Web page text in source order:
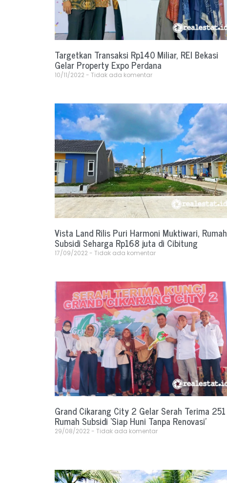
Targetkan Transaksi Rp140 Miliar, REI Bekasi
Gelar Property Expo Perdana
10/11/2022 Tidak ada komentar
Vista Land Rilis Puri Harmoni Muktiwari, Rumah
Subsidi Seharga Rp168 juta di Cibitung
17/09/2022 Tidak ada komentar
Grand Cikarang City 2 Gelar Serah Terima 251
Rumah Subsidi ‘Siap Huni Tanpa Renovasi’
29/08/2022 Tidak ada komentar